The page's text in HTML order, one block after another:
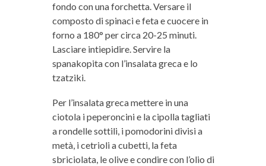
fondo con una forchetta. Versare il
composto di spinaci e feta e cuocere in
forno a 180° per circa 20-25 minuti.
Lasciare intiepidire. Servire la
spanakopita con l’insalata greca e lo
tzatziki.
Per l’insalata greca mettere in una
ciotola i peperoncini e la cipolla tagliati
a rondelle sottili, i pomodorini divisi a
metà, i cetrioli a cubetti, la feta
sbriciolata, le olive e condire con l’olio di